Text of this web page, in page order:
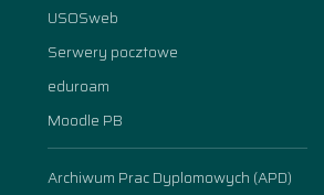
USOSweb
Serwery pocztowe
eduroam
Moodle PB
Archiwum Prac Dyplomowych (APD)